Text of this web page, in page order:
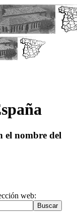
el nombre del
web: